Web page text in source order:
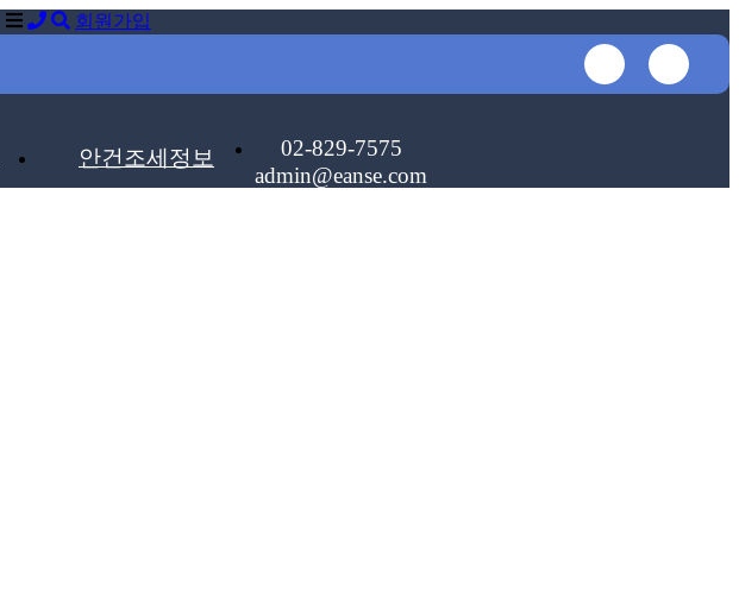
회원가입
투명성보고서 인트라넷
안건조세정보
02-829-7575
admin@eanse.com